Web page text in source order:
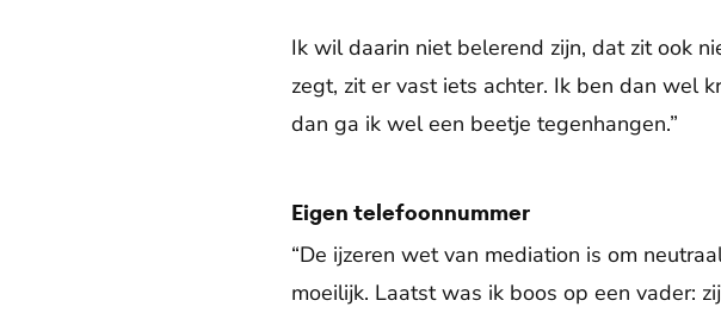
Ik wil daarin niet belerend zijn, dat zit ook
zegt, zit er vast iets achter. Ik ben dan wel
dan ga ik wel een beetje tegenhangen.”
Eigen telefoonnummer
“De ijzeren wet van mediation is om
moeilijk. Laatst was ik boos op een vader: